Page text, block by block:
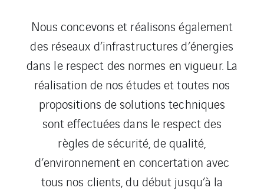
Nous concevons et réalisons également
des réseaux d’infrastructures d’énergies
dans le respect des normes en vigueur. La
réalisation de nos études et toutes nos
propositions de solutions techniques
sont effectuées dans le respect des
règles de sécurité, de qualité,
d’environnement en concertation avec
tous nos clients, du début jusqu’à la